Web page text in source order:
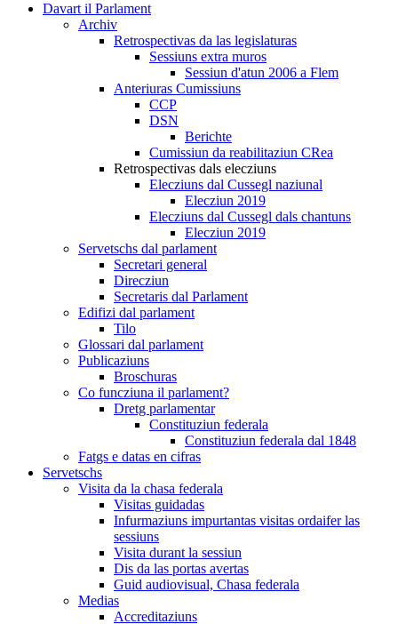
Davart il Parlament
Archiv
Retrospectivas da las legislaturas
Sessiuns extra muros
Sessiun d'atun 2006 a Flem
Anteriuras Cumissiuns
CCP
DSN
Berichte
Cumissiun da reabilitaziun CRea
Retrospectivas dals elecziuns
Elecziuns dal Cussegl naziunal
Elecziun 2019
Elecziuns dal Cussegl dals chantuns
Elecziun 2019
Servetschs dal parlament
Secretari general
Direcziun
Secretaris dal Parlament
Edifizi dal parlament
Tilo
Glossari dal parlament
Publicaziuns
Broschuras
Co funcziuna il parlament?
Dretg parlamentar
Constituziun federala
Constituziun federala dal 1848
Fatgs e datas en cifras
Servetschs
Visita da la chasa federala
Visitas guidadas
Infurmaziuns impurtantas visitas ordaifer las
sessiuns
Visita durant la sessiun
Dis da las portas avertas
Guid audiovisual, Chasa federala
Medias
Accreditaziuns